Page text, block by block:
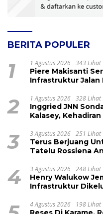
BERITA POPULER
1 1 Agustus 2026 343 Lihat
Piere Makisanti
Infrastruktur Jalan
2 1 Agustus 2026 328 Lihat
Inggried JNN
Kalasey,
3 3 Agustus 2026 251 Lihat
Terus Berjuang
Tatelu Rossiena
4 3 Agustus 2026 248 Lihat
Henry Walukow
Infrastruktur
4 Agustus 2026 198 Lihat